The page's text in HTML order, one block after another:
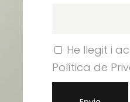
He llegit i
Política de